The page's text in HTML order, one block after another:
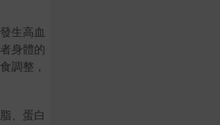
生高血
身體的
調整，
、蛋白